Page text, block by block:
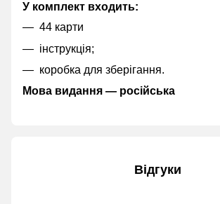
У комплект входить:
44 карти
інструкція;
коробка для зберігання.
Мова видання — російська
Відгуки